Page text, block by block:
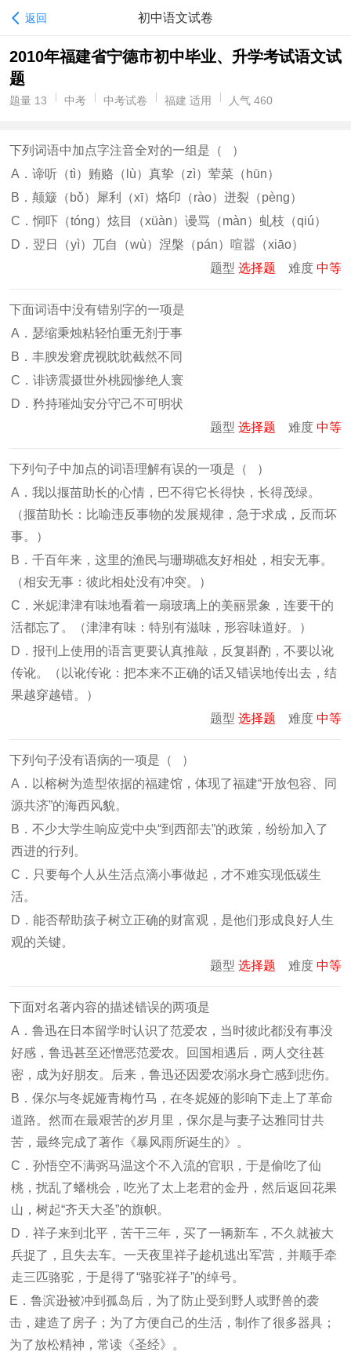
返回 初中语文试卷
2010年福建省宁德市初中毕业、升学考试语文试
题
题量 13 中考 中考试卷 福建 适用 人气 460
下列词语中加点字注音全对的一组是（ ）
A．谛听（tì）贿赂（lù）真挚（zì）荤菜（hūn）
B．颠簸（bǒ）犀利（xī）烙印（rào）迸裂（pèng）
C．恫吓（tóng）炫目（xüàn）谩骂（màn）虬枝（qiú）
D．翌日（yì）兀自（wù）涅槃（pán）喧嚣（xiāo）
题型 选择题 难度 中等
下面词语中没有错别字的一项是
A．瑟缩秉烛粘轻怕重无剂于事
B．丰腴发窘虎视眈眈截然不同
C．诽谤震摄世外桃园惨绝人寰
D．矜持璀灿安分守己不可明状
题型 选择题 难度 中等
下列句子中加点的词语理解有误的一项是（ ）
A．我以揠苗助长的心情，巴不得它长得快，长得茂绿。
（揠苗助长：比喻违反事物的发展规律，急于求成，反而坏
事。）
B．千百年来，这里的渔民与珊瑚礁友好相处，相安无事。
（相安无事：彼此相处没有冲突。）
C．米妮津津有味地看着一扇玻璃上的美丽景象，连要干的
活都忘了。（津津有味：特别有滋味，形容味道好。）
D．报刊上使用的语言更要认真推敲，反复斟酌，不要以讹
传讹。（以讹传讹：把本来不正确的话又错误地传出去，结
果越穿越错。）
题型 选择题 难度 中等
下列句子没有语病的一项是（ ）
A．以榕树为造型依据的福建馆，体现了福建“开放包容、同
源共济”的海西风貌。
B．不少大学生响应党中央“到西部去”的政策，纷纷加入了
西进的行列。
C．只要每个人从生活点滴小事做起，才不难实现低碳生
活。
D．能否帮助孩子树立正确的财富观，是他们形成良好人生
观的关键。
题型 选择题 难度 中等
下面对名著内容的描述错误的两项是
A．鲁迅在日本留学时认识了范爱农，当时彼此都没有事没
好感，鲁迅甚至还憎恶范爱农。回国相遇后，两人交往甚
密，成为好朋友。后来，鲁迅还因爱农溺水身亡感到悲伤。
B．保尔与冬妮娅青梅竹马，在冬妮娅的影响下走上了革命
道路。然而在最艰苦的岁月里，保尔是与妻子达雅同甘共
苦，最终完成了著作《暴风雨所诞生的》。
C．孙悟空不满弼马温这个不入流的官职，于是偷吃了仙
桃，扰乱了蟠桃会，吃光了太上老君的金丹，然后返回花果
山，树起“齐天大圣”的旗帜。
D．祥子来到北平，苦干三年，买了一辆新车，不久就被大
兵捉了，且失去车。一天夜里祥子趁机逃出军营，并顺手牵
走三匹骆驼，于是得了“骆驼祥子”的绰号。
E．鲁滨逊被冲到孤岛后，为了防止受到野人或野兽的袭
击，建造了房子；为了方便自己的生活，制作了很多器具；
为了放松精神，常读《圣经》。